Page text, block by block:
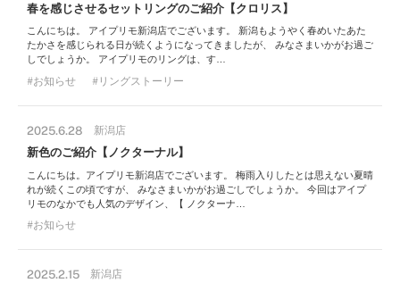
春を感じさせるセットリングのご紹介【クロリス】
こんにちは。 アイプリモ新潟店でございます。 新潟もようやく春めいたあた
たかさを感じられる日が続くようになってきましたが、 みなさまいかがお過ご
しでしょうか。 アイプリモのリングは、す…
お知らせ リングストーリー
2025.6.28 新潟店
新色のご紹介【ノクターナル】
こんにちは。アイプリモ新潟店でございます。 梅雨入りしたとは思えない夏晴
れが続くこの頃ですが、 みなさまいかがお過ごしでしょうか。 今回はアイプ
リモのなかでも人気のデザイン、【 ノクターナ…
お知らせ
2025.2.15 新潟店